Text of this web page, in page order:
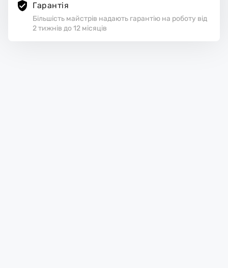
Гарантія
Більшість майстрів надають гарантію на роботу від
2 тижнів до 12 місяців